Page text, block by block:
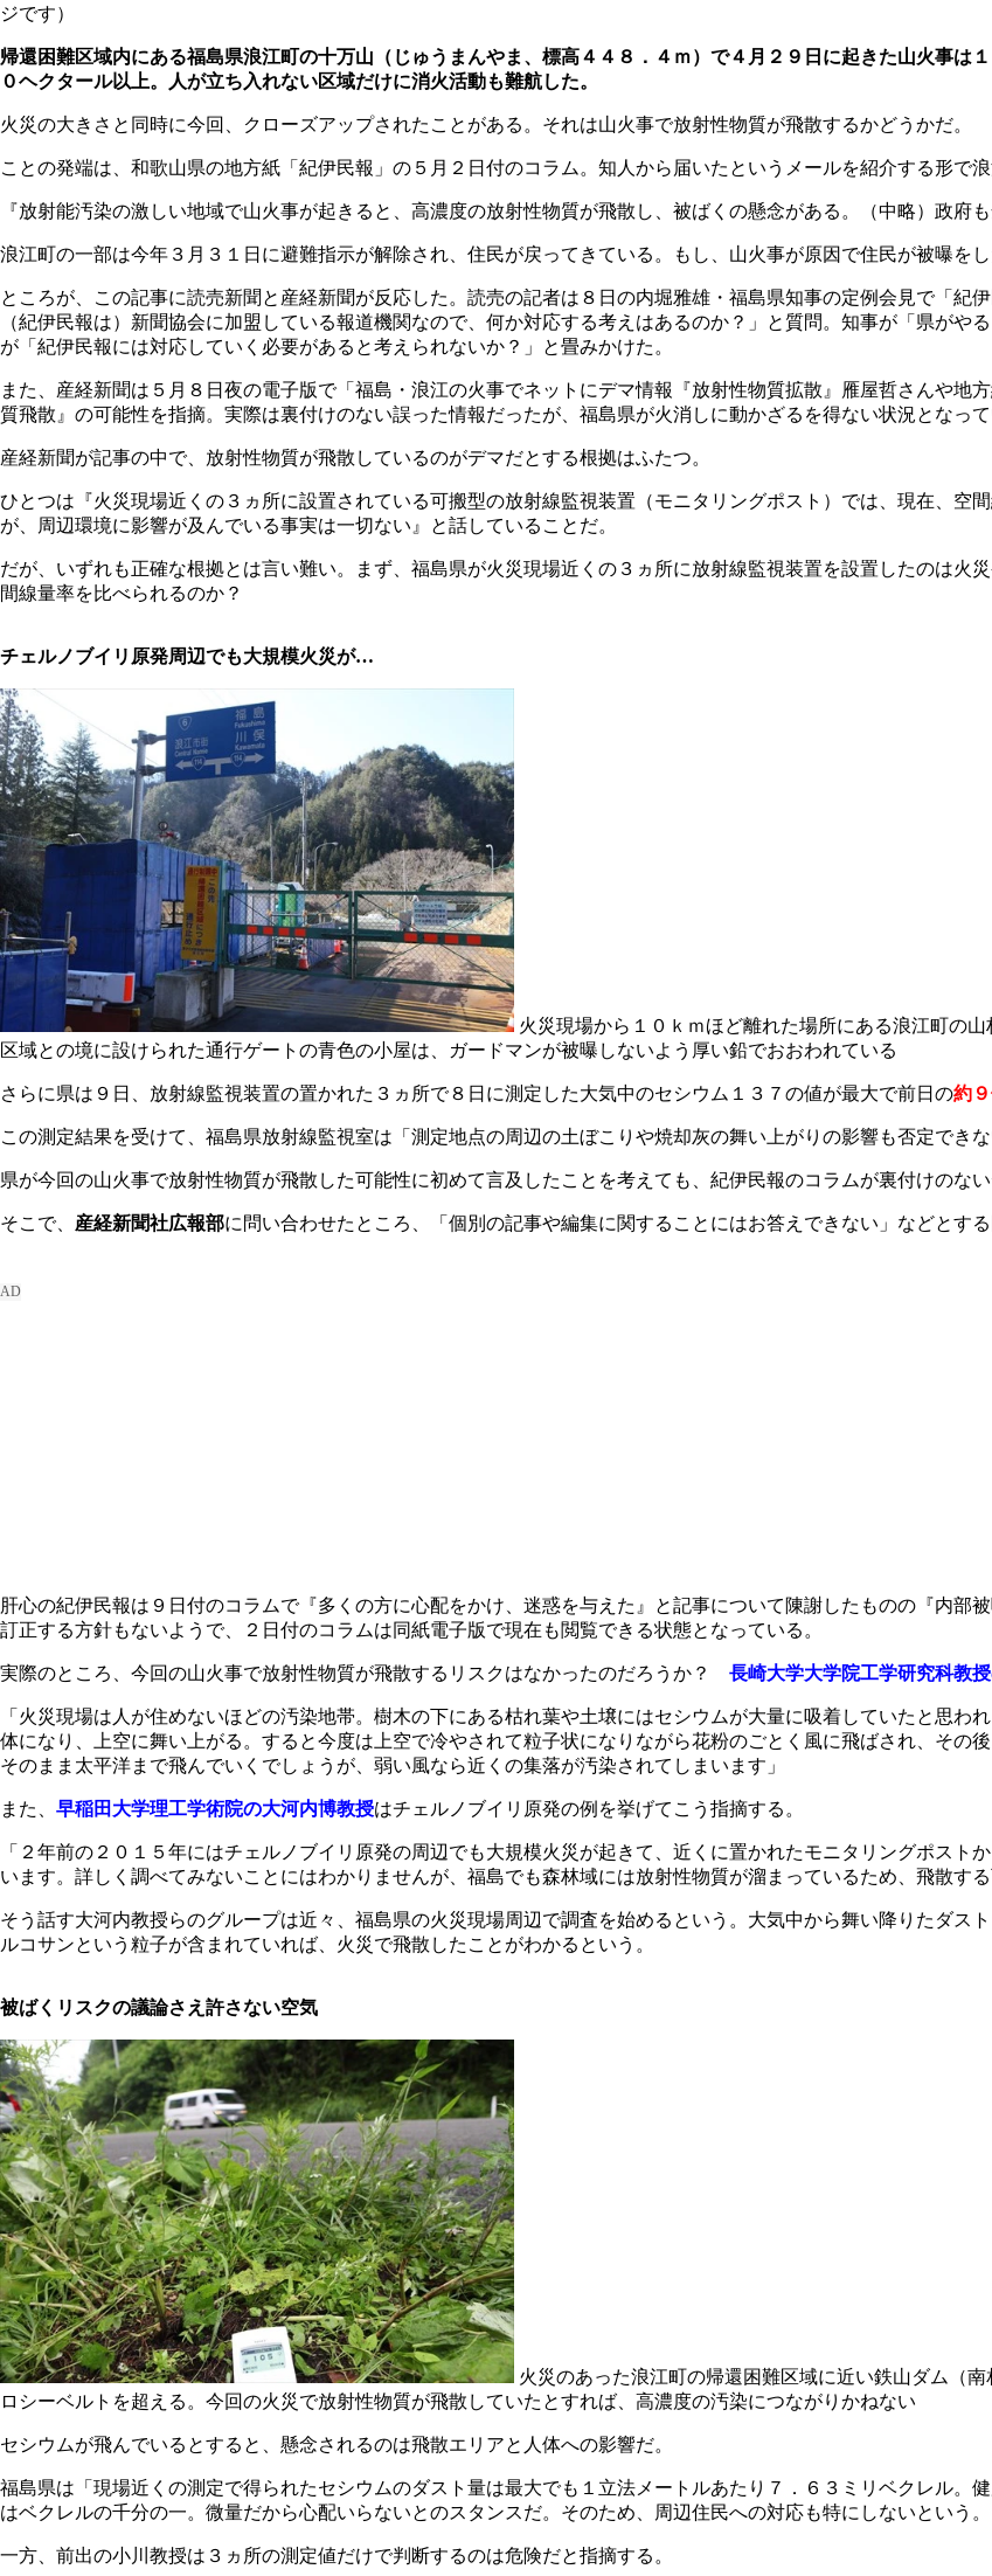
ジです）
帰還困難区域内にある福島県浪江町の十万山（じゅうまんやま、標高４４８．４ｍ）で４月２９日に起きた山火事は
０ヘクタール以上。人が立ち入れない区域だけに消火活動も難航した。
火災の大きさと同時に今回、クローズアップされたことがある。それは山火事で放射性物質が飛散するかどうかだ。
ことの発端は、和歌山県の地方紙「紀伊民報」の５月２日付のコラム。知人から届いたというメールを紹介する形で
『放射能汚染の激しい地域で山火事が起きると、高濃度の放射性物質が飛散し、被ばくの懸念がある。（中略）政府
浪江町の一部は今年３月３１日に避難指示が解除され、住民が戻ってきている。もし、山火事が原因で住民が被曝を
ところが、この記事に読売新聞と産経新聞が反応した。読売の記者は８日の内堀雅雄・福島県知事の定例会見で「紀
（紀伊民報は）新聞協会に加盟している報道機関なので、何か対応する考えはあるのか？」と質問。知事が「県が
が「紀伊民報には対応していく必要があると考えられないか？」と畳みかけた。
また、産経新聞は５月８日夜の電子版で「福島・浪江の火事でネットにデマ情報『放射性物質拡散』雁屋哲さんや地
質飛散』の可能性を指摘。実際は裏付けのない誤った情報だったが、福島県が火消しに動かざるを得ない状況となって
産経新聞が記事の中で、放射性物質が飛散しているのがデマだとする根拠はふたつ。
ひとつは『火災現場近くの３ヵ所に設置されている可搬型の放射線監視装置（モニタリングポスト）では、現在、空
が、周辺環境に影響が及んでいる事実は一切ない』と話していることだ。
だが、いずれも正確な根拠とは言い難い。まず、福島県が火災現場近くの３ヵ所に放射線監視装置を設置したのは火
間線量率を比べられるのか？
チェルノブイリ原発周辺でも大規模火災が…
火災現場から１０ｋｍほど離れた場所にある浪江町の
区域との境に設けられた通行ゲートの青色の小屋は、ガードマンが被曝しないよう厚い鉛でおおわれている
さらに県は９日、放射線監視装置の置かれた３ヵ所で８日に測定した大気中のセシウム１３７の値が最大で前日の約
この測定結果を受けて、福島県放射線監視室は「測定地点の周辺の土ぼこりや焼却灰の舞い上がりの影響も否定でき
県が今回の山火事で放射性物質が飛散した可能性に初めて言及したことを考えても、紀伊民報のコラムが裏付けのな
そこで、 産経新聞社広報部に問い合わせたところ、「個別の記事や編集に関することにはお答えできない」などとする
肝心の紀伊民報は９日付のコラムで『多くの方に心配をかけ、迷惑を与えた』と記事について陳謝したものの『内部
訂正する方針もないようで、２日付のコラムは同紙電子版で現在も閲覧できる状態となっている。
実際のところ、今回の山火事で放射性物質が飛散するリスクはなかったのだろうか？ 長崎大学大学院工学研究科教
「火災現場は人が住めないほどの汚染地帯。樹木の下にある枯れ葉や土壌にはセシウムが大量に吸着していたと思
体になり、上空に舞い上がる。すると今度は上空で冷やされて粒子状になりながら花粉のごとく風に飛ばされ、その
そのまま太平洋まで飛んでいくでしょうが、弱い風なら近くの集落が汚染されてしまいます」
また、 早稲田大学理工学術院の大河内博教授はチェルノブイリ原発の例を挙げてこう指摘する。
「２年前の２０１５年にはチェルノブイリ原発の周辺でも大規模火災が起きて、近くに置かれたモニタリングポス
います。詳しく調べてみないことにはわかりませんが、福島でも森林域には放射性物質が溜まっているため、飛散する
そう話す大河内教授らのグループは近々、福島県の火災現場周辺で調査を始めるという。大気中から舞い降りたダス
ルコサンという粒子が含まれていれば、火災で飛散したことがわかるという。
被ばくリスクの議論さえ許さない空気
火災のあった浪江町の帰還困難区域に近い鉄山ダム（
ロシーベルトを超える。今回の火災で放射性物質が飛散していたとすれば、高濃度の汚染につながりかねない
セシウムが飛んでいるとすると、懸念されるのは飛散エリアと人体への影響だ。
福島県は「現場近くの測定で得られたセシウムのダスト量は最大でも１立法メートルあたり７．６３ミリベクレル。
はベクレルの千分の一。微量だから心配いらないとのスタンスだ。そのため、周辺住民への対応も特にしないという。
一方、前出の小川教授は３ヵ所の測定値だけで判断するのは危険だと指摘する。